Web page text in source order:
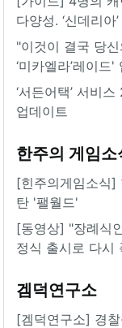
다양성. ‘신데리아’
"이것이 결국 당
‘미카엘라’레이드'
‘서든어택’ 서비스
업데이트
한주의 게임소
[힌주의게임소식]
탄 '팰월드'
[동영상] "장례식
정식 출시로 다시
겜덕연구소
[겜덕연구소] 경